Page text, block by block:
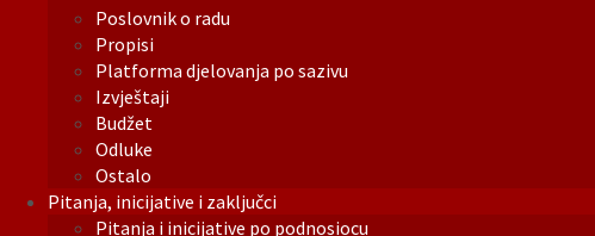
Poslovnik o radu
Propisi
Platforma djelovanja po sazivu
Izvještaji
Budžet
Odluke
Ostalo
Pitanja, inicijative i zaključci
Pitanja i inicijative po podnosiocu